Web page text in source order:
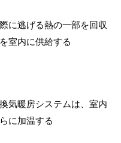
に逃げる熱の一部を回収
室内に供給する
気暖房システムは、室内
に加温する